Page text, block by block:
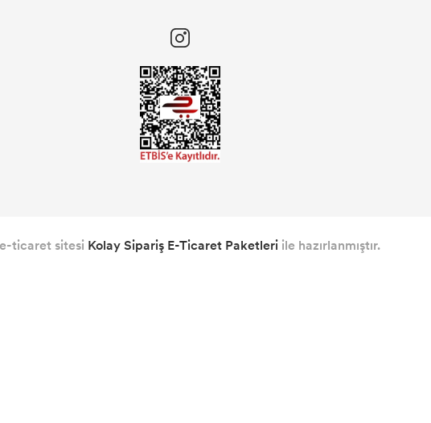
ticaret sitesi Kolay Sipariş E-Ticaret Paketleriile hazırlanmıştır.